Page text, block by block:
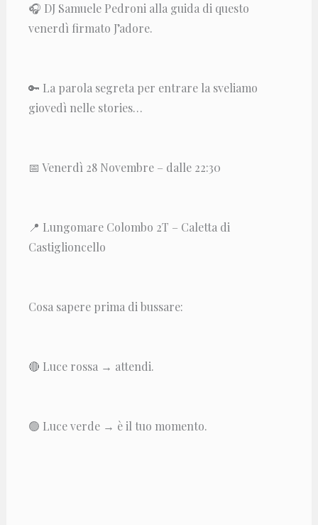
🎧 DJ Samuele Pedroni alla guida di questo
venerdì firmato J’adore.
🔑 La parola segreta per entrare la sveliamo
giovedì nelle stories…
📅 Venerdì 28 Novembre – dalle 22:30
📍 Lungomare Colombo 2T – Caletta di
Castiglioncello
Cosa sapere prima di bussare:
🔴 Luce rossa → attendi.
🟢 Luce verde → è il tuo momento.